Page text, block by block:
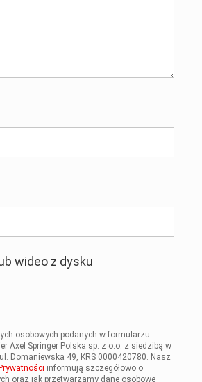
wideo z dysku
osobowych podanych w formularzu
Axel Springer Polska sp. z o.o. z siedzibą w
Domaniewska 49, KRS 0000420780. Nasz
informują szczegółowo o
oraz jak przetwarzamy dane osobowe